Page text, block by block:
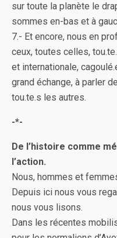
sur toute la planète le
sommes en-bas et à
7.- Et encore, nous en
ceux, toutes celles,
et internationale,
grand échange, à parler
tou.te.s les autres.
-*-
De l’histoire comme
l’action.
Nous, hommes et
Depuis ici nous vous
nous vous lisons.
Dans les récentes